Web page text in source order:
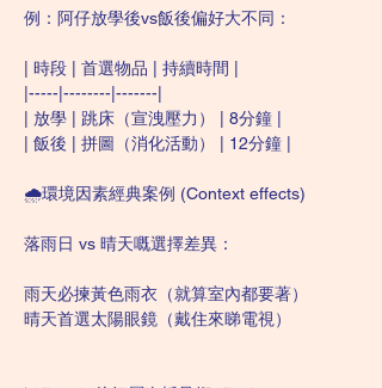
例：阿仔放學後vs飯後偏好大不同：
| 時段 | 首選物品 | 持續時間 |
|-----|--------|-------|
| 放學 | 跳床（宣洩壓力） | 8分鐘 |
| 飯後 | 拼圖（消化活動） | 12分鐘 |
🌧️環境因素經典案例 (Context effects)
落雨日 vs 晴天嘅選擇差異：
雨天必揀黃色雨衣（就算室內都要著）
晴天首選太陽眼鏡（戴住來睇電視）